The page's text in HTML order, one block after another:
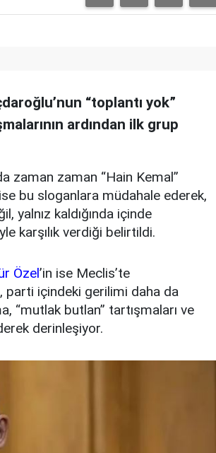
“toplantı yok”
ardından ilk grup
zaman zaman “Hain Kemal”
bu sloganlara müdahale ederek,
yalnız kaldığında içinde
karşılık verdiği belirtildi.
Özel’in ise Meclis’te
parti içindeki gerilimi daha da
“mutlak butlan” tartışmaları ve
derinleşiyor.